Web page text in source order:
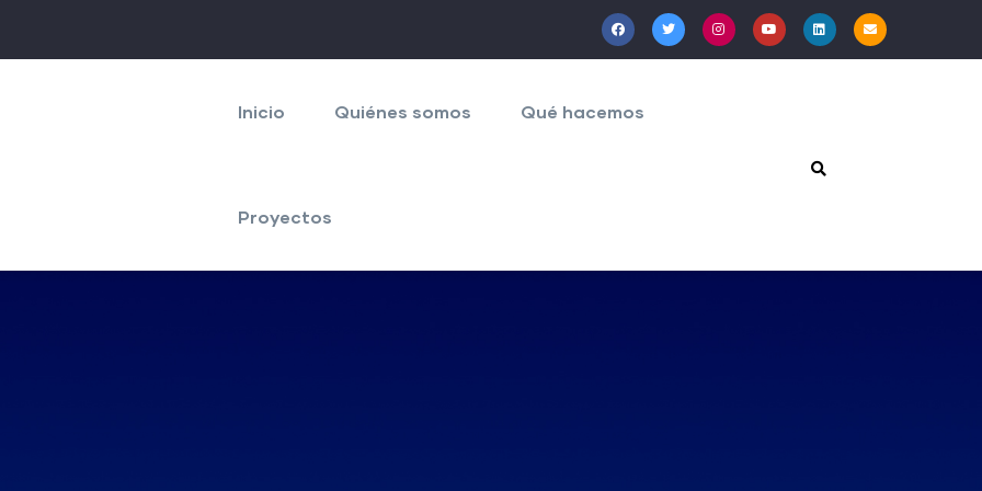
principal
Inicio Quiénes somos Qué hacemos
Proyectos